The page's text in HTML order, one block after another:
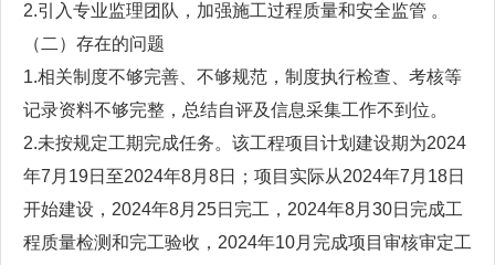
2.引入专业监理团队，加强施工过程质量和安全监管 。
（二）存在的问题
1.相关制度不够完善、不够规范，制度执行检查、考核等
记录资料不够完整，总结自评及信息采集工作不到位。
2.未按规定工期完成任务。该工程项目计划建设期为2024
年7月19日至2024年8月8日；项目实际从2024年7月18日
开始建设，2024年8月25日完工，2024年8月30日完成工
程质量检测和完工验收，2024年10月完成项目审核审定工